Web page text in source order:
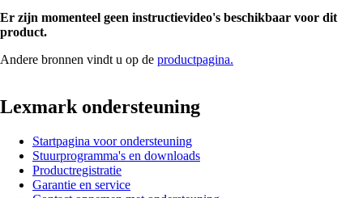
Er zijn momenteel geen instructievideo's beschikbaar voor dit
product.
Andere bronnen vindt u op de productpagina.
Lexmark ondersteuning
Startpagina voor ondersteuning
Stuurprogramma's en downloads
Productregistratie
Garantie en service